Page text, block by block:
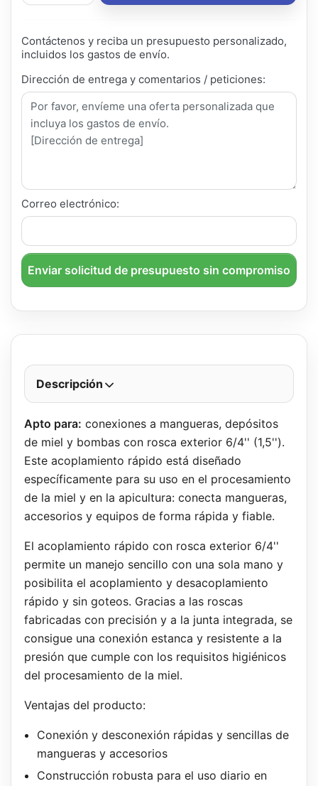
Contáctenos y reciba un presupuesto personalizado,
incluidos los gastos de envío.
Dirección de entrega y comentarios / peticiones:
Correo electrónico:
Enviar solicitud de presupuesto sin compromiso
Descripción
Apto para: conexiones a mangueras, depósitos
de miel y bombas con rosca exterior 6/4'' (1,5'').
Este acoplamiento rápido está diseñado
específicamente para su uso en el procesamiento
de la miel y en la apicultura: conecta mangueras,
accesorios y equipos de forma rápida y fiable.
El acoplamiento rápido con rosca exterior 6/4''
permite un manejo sencillo con una sola mano y
posibilita el acoplamiento y desacoplamiento
rápido y sin goteos. Gracias a las roscas
fabricadas con precisión y a la junta integrada, se
consigue una conexión estanca y resistente a la
presión que cumple con los requisitos higiénicos
del procesamiento de la miel.
Ventajas del producto:
Conexión y desconexión rápidas y sencillas de
mangueras y accesorios
Construcción robusta para el uso diario en